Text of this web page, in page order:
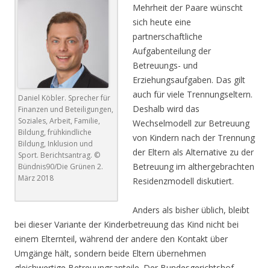
Daniel Köbler. Sprecher für
Finanzen und Beteiligungen,
Soziales, Arbeit, Familie,
Bildung, frühkindliche
Bildung, Inklusion und
Sport. Berichtsantrag. ©
Bündnis90/Die Grünen 2.
März 2018
Mehrheit der Paare wünscht
sich heute eine
partnerschaftliche
Aufgabenteilung der
Betreuungs- und
Erziehungsaufgaben. Das gilt
auch für viele Trennungseltern.
Deshalb wird das
Wechselmodell zur Betreuung
von Kindern nach der Trennung
der Eltern als Alternative zu der
Betreuung im althergebrachten
Residenzmodell diskutiert.
Anders als bisher üblich, bleibt
bei dieser Variante der Kinderbetreuung das Kind nicht bei
einem Elternteil, während der andere den Kontakt über
Umgänge hält, sondern beide Eltern übernehmen